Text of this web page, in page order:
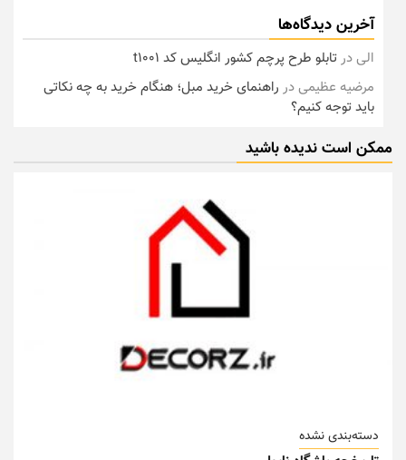
آخرین دیدگاه‌ها
الیدرتابلو طرح پرچم کشور انگلیس کد t1001
مرضیه عظیمیدر راهنمای خرید مبل؛ هنگام خرید به چه نکاتی
باید توجه کنیم؟
ممکن است ندیده باشید
دسته‌بندی نشده